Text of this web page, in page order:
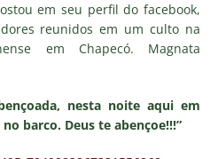
em seu perfil do facebook,
reunidos em um culto na
em Chapecó. Magnata
nesta noite aqui em
barco. Deus te abençoe!!!”